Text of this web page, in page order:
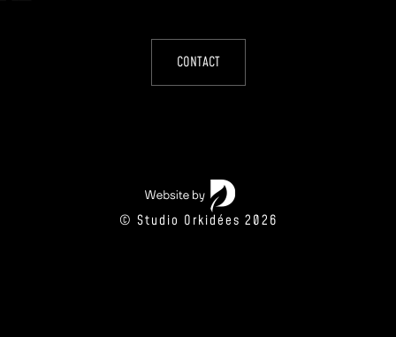
CONTACT
© Studio Orkidées 2026